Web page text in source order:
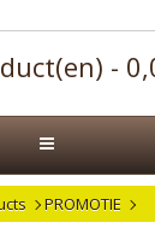
-
PROMOTIE